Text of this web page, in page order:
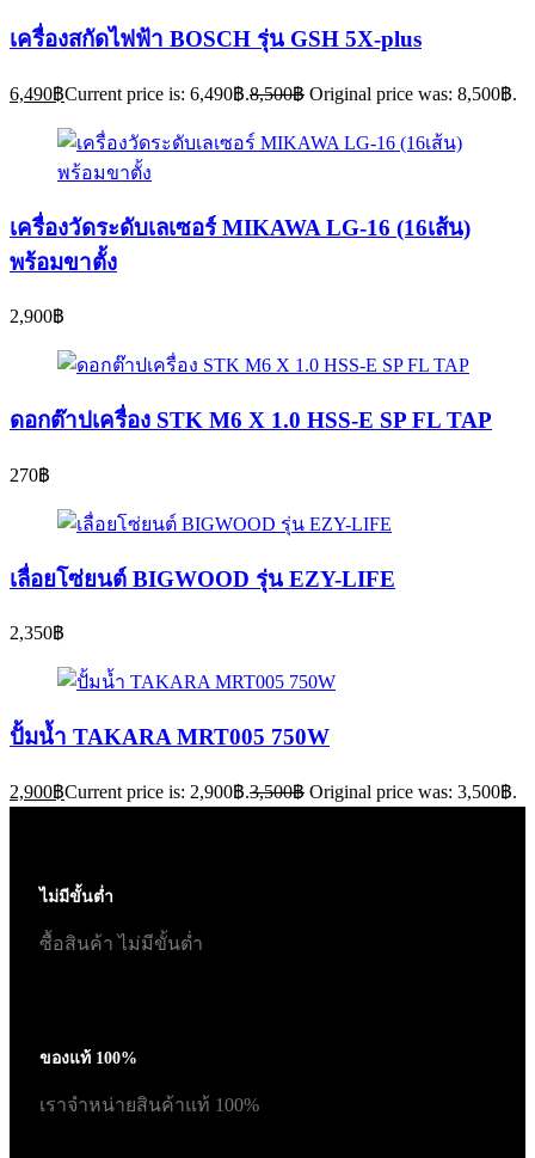
เครื่องสกัดไฟฟ้า BOSCH รุ่น GSH 5X-plus
6,490฿Current price is: 6,490฿.8,500฿ Original price was: 8,500฿.
เครื่องวัดระดับเลเซอร์ MIKAWA LG-16 (16เส้น)
พร้อมขาตั้ง
2,900฿
ดอกต๊าปเครื่อง STK M6 X 1.0 HSS-E SP FL TAP
270฿
เลื่อยโซ่ยนต์ BIGWOOD รุ่น EZY-LIFE
2,350฿
ปั้มน้ำ TAKARA MRT005 750W
2,900฿Current price is: 2,900฿.3,500฿ Original price was: 3,500฿.
ไม่มีขั้นต่ำ
ซื้อสินค้า ไม่มีขั้นต่ำ
ของแท้ 100%
เราจำหน่ายสินค้าแท้ 100%